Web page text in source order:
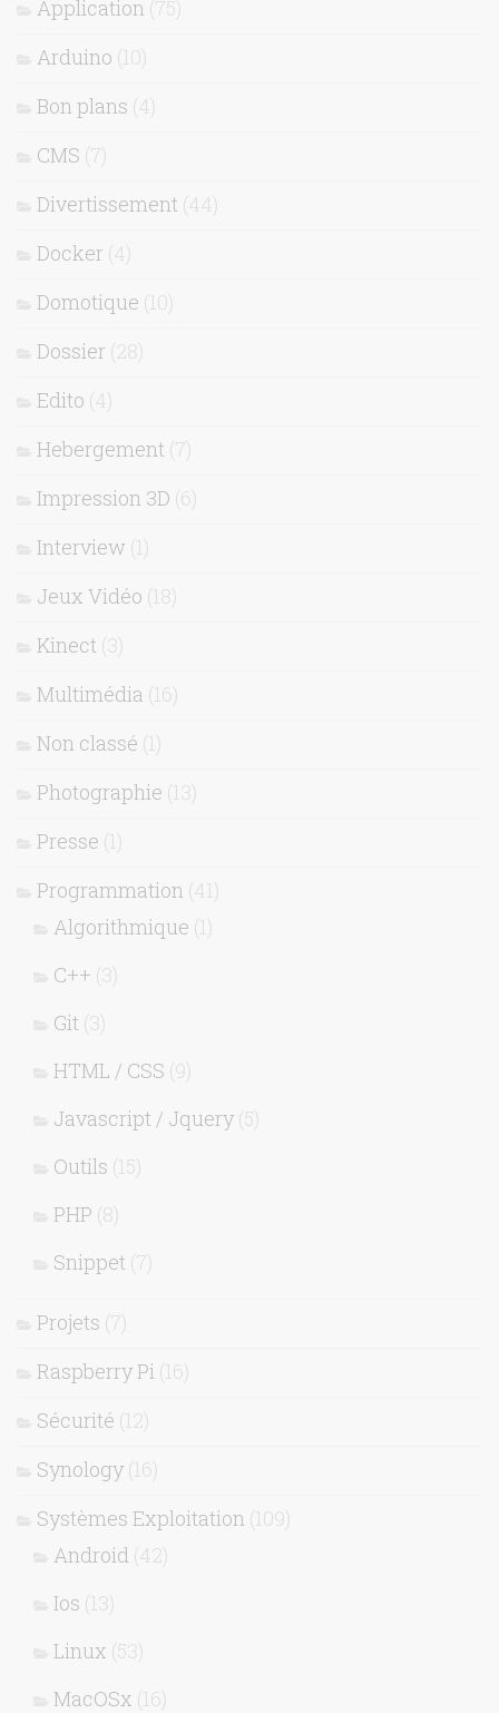
Application (75)
Arduino (10)
Bon plans (4)
CMS (7)
Divertissement (44)
Docker (4)
Domotique (10)
Dossier (28)
Edito (4)
Hebergement (7)
Impression 3D (6)
Interview (1)
Jeux Vidéo (18)
Kinect (3)
Multimédia (16)
Non classé (1)
Photographie (13)
Presse (1)
Programmation (41)
Algorithmique (1)
C++ (3)
Git (3)
HTML / CSS (9)
Javascript / Jquery (5)
Outils (15)
PHP (8)
Snippet (7)
Projets (7)
Raspberry Pi (16)
Sécurité (12)
Synology (16)
Systèmes Exploitation (109)
Android (42)
Ios (13)
Linux (53)
MacOSx (16)